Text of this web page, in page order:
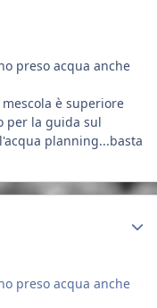
preso acqua anche
è superiore
per la guida sul
planning...basta
preso acqua anche